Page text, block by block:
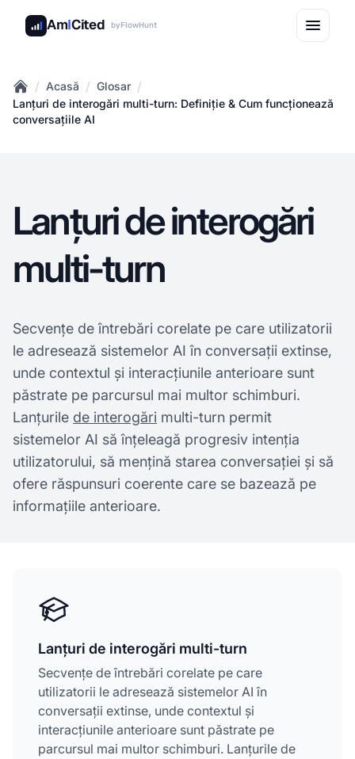
AmICited byFlowHunt
Home
/ Acasă / Glosar /
Lanțuri de interogări multi-turn: Definiție & Cum funcționează
conversațiile AI
Lanțuri de interogări
multi-turn
Secvențe de întrebări corelate pe care utilizatorii
le adresează sistemelor AI în conversații extinse,
unde contextul și interacțiunile anterioare sunt
păstrate pe parcursul mai multor schimburi.
Lanțurile de interogări multi-turn permit
sistemelor AI să înțeleagă progresiv intenția
utilizatorului, să mențină starea conversației și să
ofere răspunsuri coerente care se bazează pe
informațiile anterioare.
Lanțuri de interogări multi-turn
Secvențe de întrebări corelate pe care
utilizatorii le adresează sistemelor AI în
conversații extinse, unde contextul și
interacțiunile anterioare sunt păstrate pe
parcursul mai multor schimburi. Lanțurile de